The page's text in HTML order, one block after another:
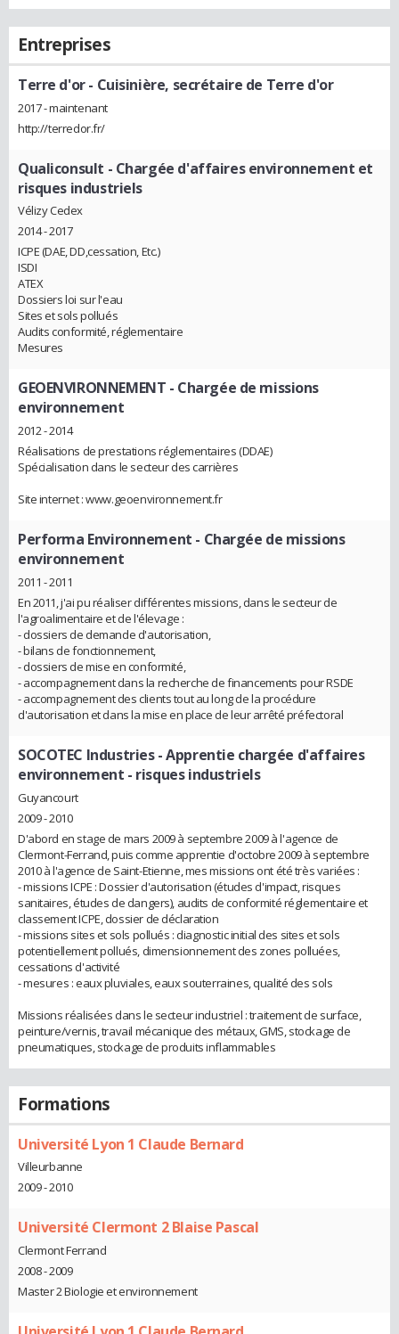
Entreprises
Terre d'or- Cuisinière, secrétaire de Terre d'or
2017 - maintenant
http://terredor.fr/
Qualiconsult - Chargée d'affaires environnement et
risques industriels
Vélizy Cedex
2014 - 2017
ICPE (DAE, DD,cessation, Etc.)
ISDI
ATEX
Dossiers loi sur l'eau
Sites et sols pollués
Audits conformité, réglementaire
Mesures
GEOENVIRONNEMENT - Chargée de missions
environnement
2012 - 2014
Réalisations de prestations réglementaires (DDAE)
Spécialisation dans le secteur des carrières
Site internet : www.geoenvironnement.fr
Performa Environnement - Chargée de missions
environnement
2011 - 2011
En 2011, j'ai pu réaliser différentes missions, dans le secteur de
l'agroalimentaire et de l'élevage :
- dossiers de demande d'autorisation,
- bilans de fonctionnement,
- dossiers de mise en conformité,
- accompagnement dans la recherche de financements pour RSDE
- accompagnement des clients tout au long de la procédure
d'autorisation et dans la mise en place de leur arrêté préfectoral
SOCOTEC Industries- Apprentie chargée d'affaires
environnement - risques industriels
Guyancourt
2009 - 2010
D'abord en stage de mars 2009 à septembre 2009 à l'agence de
Clermont-Ferrand, puis comme apprentie d'octobre 2009 à septembre
2010 à l'agence de Saint-Etienne, mes missions ont été très variées :
- missions ICPE : Dossier d'autorisation (études d'impact, risques
sanitaires, études de dangers), audits de conformité réglementaire et
classement ICPE, dossier de déclaration
- missions sites et sols pollués : diagnostic initial des sites et sols
potentiellement pollués, dimensionnement des zones polluées,
cessations d'activité
- mesures : eaux pluviales, eaux souterraines, qualité des sols
Missions réalisées dans le secteur industriel : traitement de surface,
peinture/vernis, travail mécanique des métaux, GMS, stockage de
pneumatiques, stockage de produits inflammables
Formations
Université Lyon 1 Claude Bernard
Villeurbanne
2009 - 2010
Université Clermont 2 Blaise Pascal
Clermont Ferrand
2008 - 2009
Master 2 Biologie et environnement